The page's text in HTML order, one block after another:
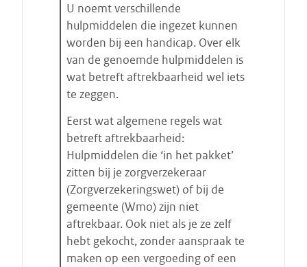
a
a
t
s
t
a
t
e
n
U noemt verschillende
hulpmiddelen die ingezet kunnen
worden bij een handicap. Over elk
van de genoemde hulpmiddelen is
wat betreft aftrekbaarheid wel iets
te zeggen.
Eerst wat algemene regels wat
betreft aftrekbaarheid:
Hulpmiddelen die ‘in het pakket’
zitten bij je zorgverzekeraar
(Zorgverzekeringswet) of bij de
gemeente (Wmo) zijn niet
aftrekbaar. Ook niet als je ze zelf
hebt gekocht, zonder aanspraak te
maken op een vergoeding of een